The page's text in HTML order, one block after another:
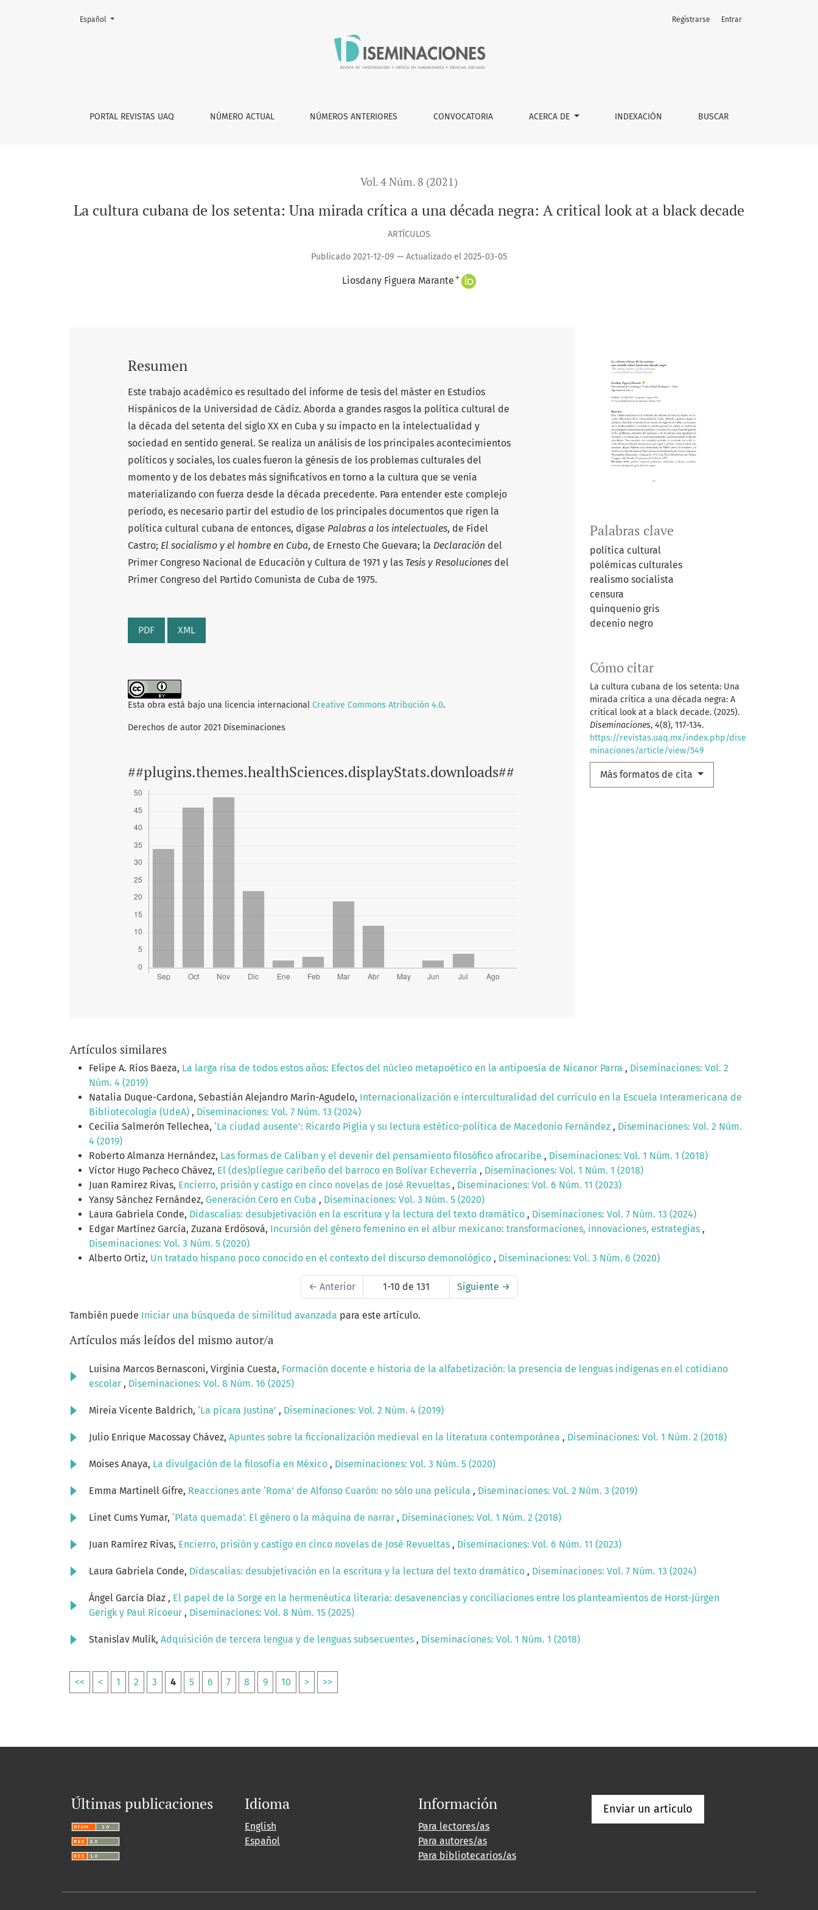
La cultura cubana de los setenta: Una mirada crítica a una década negra: A critical look at a black decade
PORTAL REVISTAS UAQ NÚMERO ACTUAL NÚMEROS ANTERIORES CONVOCATORIA ACERCA DE INDEXACIÓN BUSCAR
Registrarse Entrar
Cambiar el idioma. El actual es:
Español
Vol. 4 Núm. 8 (2021)
La cultura cubana de los setenta: Una mirada crítica a una década negra: A critical look at a black decade
ARTÍCULOS
Publicado 2021-12-09 — Actualizado el 2025-03-05
Liosdany Figuera Marante +
Palabras clave
política cultural
polémicas culturales
realismo socialista
censura
quinquenio gris
decenio negro
Cómo citar
La cultura cubana de los setenta: Una
mirada crítica a una década negra: A
critical look at a black decade. (2025).
Diseminaciones, 4(8), 117-134.
https://revistas.uaq.mx/index.php/dise
minaciones/article/view/549
Más formatos de cita
Resumen
Este trabajo académico es resultado del informe de tesis del máster en Estudios
Hispánicos de la Universidad de Cádiz. Aborda a grandes rasgos la política cultural de
la década del setenta del siglo XX en Cuba y su impacto en la intelectualidad y
sociedad en sentido general. Se realiza un análisis de los principales acontecimientos
políticos y sociales, los cuales fueron la génesis de los problemas culturales del
momento y de los debates más significativos en torno a la cultura que se venía
materializando con fuerza desde la década precedente. Para entender este complejo
período, es necesario partir del estudio de los principales documentos que rigen la
política cultural cubana de entonces, dígase Palabras a los intelectuales, de Fidel
Castro; El socialismo y el hombre en Cuba, de Ernesto Che Guevara; la Declaración del
Primer Congreso Nacional de Educación y Cultura de 1971 y las Tesis y Resoluciones del
Primer Congreso del Partido Comunista de Cuba de 1975.
PDF XML
Esta obra está bajo una licencia internacional Creative Commons Atribución 4.0.
Derechos de autor 2021 Diseminaciones
##plugins.themes.healthSciences.displayStats.downloads##
Artículos similares
Felipe A. Ríos Baeza, La larga risa de todos estos años: Efectos del núcleo metapoético en la antipoesía de Nicanor Parra , Diseminaciones: Vol. 2
Núm. 4 (2019)
Natalia Duque-Cardona, Sebastián Alejandro Marín-Agudelo, Internacionalización e interculturalidad del currículo en la Escuela Interamericana de
Bibliotecología (UdeA) , Diseminaciones: Vol. 7 Núm. 13 (2024)
Cecilia Salmerón Tellechea, ‘La ciudad ausente’: Ricardo Piglia y su lectura estético-política de Macedonio Fernández , Diseminaciones: Vol. 2 Núm.
4 (2019)
Roberto Almanza Hernández, Las formas de Caliban y el devenir del pensamiento filosófico afrocaribe , Diseminaciones: Vol. 1 Núm. 1 (2018)
Víctor Hugo Pacheco Chávez, El (des)pliegue caribeño del barroco en Bolívar Echeverría , Diseminaciones: Vol. 1 Núm. 1 (2018)
Juan Ramirez Rivas, Encierro, prisión y castigo en cinco novelas de José Revueltas , Diseminaciones: Vol. 6 Núm. 11 (2023)
Yansy Sánchez Fernández, Generación Cero en Cuba , Diseminaciones: Vol. 3 Núm. 5 (2020)
Laura Gabriela Conde, Didascalias: desubjetivación en la escritura y la lectura del texto dramático , Diseminaciones: Vol. 7 Núm. 13 (2024)
Edgar Martínez García, Zuzana Erdösová, Incursión del género femenino en el albur mexicano: transformaciones, innovaciones, estrategias ,
Diseminaciones: Vol. 3 Núm. 5 (2020)
Alberto Ortiz, Un tratado hispano poco conocido en el contexto del discurso demonológico , Diseminaciones: Vol. 3 Núm. 6 (2020)
← Anterior 1-10 de 131 Siguiente →
También puede Iniciar una búsqueda de similitud avanzada para este artículo.
Artículos más leídos del mismo autor/a
Luisina Marcos Bernasconi, Virginia Cuesta, Formación docente e historia de la alfabetización: la presencia de lenguas indígenas en el cotidiano
escolar , Diseminaciones: Vol. 8 Núm. 16 (2025)
Mireia Vicente Baldrich, ‘La pícara Justina’ , Diseminaciones: Vol. 2 Núm. 4 (2019)
Julio Enrique Macossay Chávez, Apuntes sobre la ficcionalización medieval en la literatura contemporánea , Diseminaciones: Vol. 1 Núm. 2 (2018)
Moises Anaya, La divulgación de la filosofía en México , Diseminaciones: Vol. 3 Núm. 5 (2020)
Emma Martinell Gifre, Reacciones ante ‘Roma’ de Alfonso Cuarón: no sólo una película , Diseminaciones: Vol. 2 Núm. 3 (2019)
Linet Cums Yumar, ‘Plata quemada’. El género o la máquina de narrar , Diseminaciones: Vol. 1 Núm. 2 (2018)
Juan Ramirez Rivas, Encierro, prisión y castigo en cinco novelas de José Revueltas , Diseminaciones: Vol. 6 Núm. 11 (2023)
Laura Gabriela Conde, Didascalias: desubjetivación en la escritura y la lectura del texto dramático , Diseminaciones: Vol. 7 Núm. 13 (2024)
Ángel García Díaz , El papel de la Sorge en la hermenéutica literaria: desavenencias y conciliaciones entre los planteamientos de Horst-Jürgen
Gerigk y Paul Ricoeur , Diseminaciones: Vol. 8 Núm. 15 (2025)
Stanislav Mulík, Adquisición de tercera lengua y de lenguas subsecuentes , Diseminaciones: Vol. 1 Núm. 1 (2018)
<< < 1 2 3 4 5 6 7 8 9 10 > >>
Últimas publicaciones Idioma
English
Español
Información
Para lectores/as
Para autores/as
Para bibliotecarios/as
Enviar un artículo